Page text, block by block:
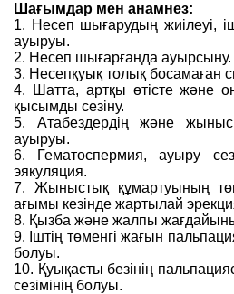
Шағымдар мен анамнез:
1. Несеп шығарудың жиілеуі,
ауыруы.
2. Несеп шығарғанда ауырсыну.
3. Несепқуық толық босамаған
4. Шатта, артқы өтісте жəне
қысымды сезіну.
5. Атабездердің жəне
ауыруы.
6. Гематоспермия, ауыру
эякуляция.
7. Жыныстық құмартуының
ағымы кезінде жартылай
8. Қызба жəне жалпы
9. Іштің төменгі жағын
болуы.
10. Қуықасты безінің
сезімінің болуы.